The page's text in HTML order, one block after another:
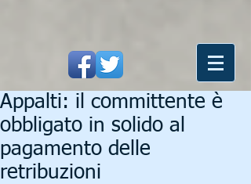
Appalti: il committente è
obbligato in solido al
pagamento delle
retribuzioni